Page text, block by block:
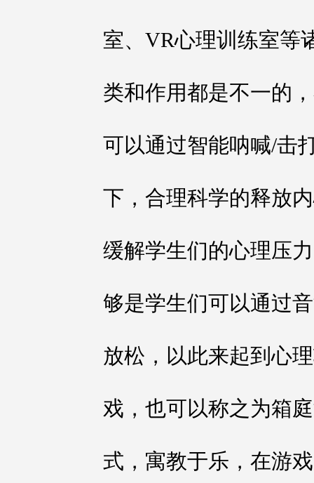
室、VR心理训练室等
类和作用都是不一的
可以通过智能呐喊/击
下，合理科学的释放
缓解学生们的心理压
够是学生们可以通过
放松，以此来起到心
戏，也可以称之为箱
式，寓教于乐，在游